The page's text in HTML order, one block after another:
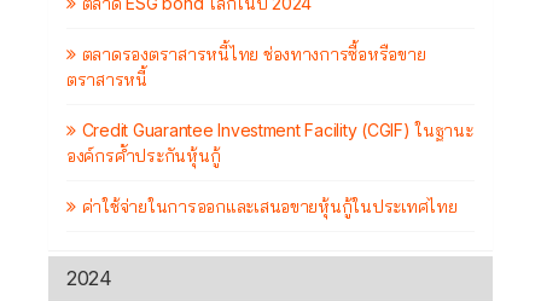
ตลาดรองตราสารหนี้ไทย ช่องทางการซื้อหรือขาย
ตราสารหนี้
Credit Guarantee Investment Facility (CGIF) ในฐานะ
องค์กรค้ำประกันหุ้นกู้
ค่าใช้จ่ายในการออกและเสนอขายหุ้นกู้ในประเทศไทย
2024